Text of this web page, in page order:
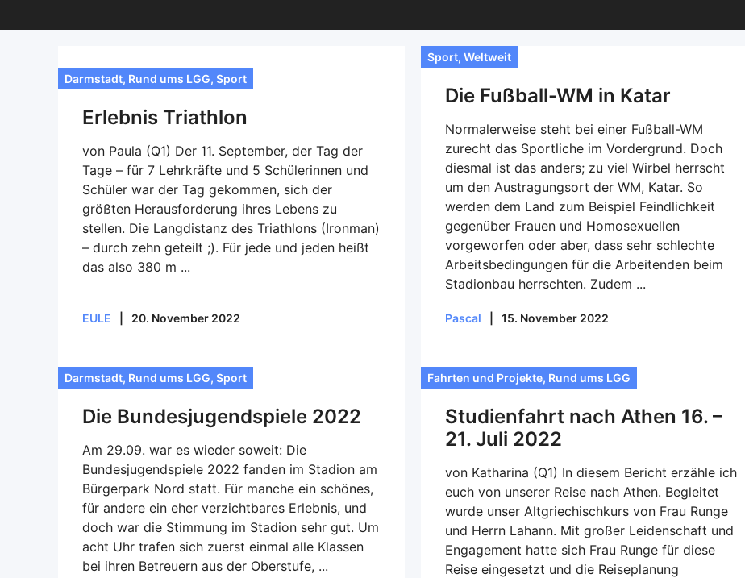
Darmstadt, Rund ums LGG, Sport
Erlebnis Triathlon
von Paula (Q1) Der 11. September, der Tag der
Tage – für 7 Lehrkräfte und 5 Schülerinnen und
Schüler war der Tag gekommen, sich der
größten Herausforderung ihres Lebens zu
stellen. Die Langdistanz des Triathlons (Ironman)
– durch zehn geteilt ;). Für jede und jeden heißt
das also 380 m ...
EULE 20. November 2022
Sport, Weltweit
Die Fußball-WM in Katar
Normalerweise steht bei einer Fußball-WM
zurecht das Sportliche im Vordergrund. Doch
diesmal ist das anders; zu viel Wirbel herrscht
um den Austragungsort der WM, Katar. So
werden dem Land zum Beispiel Feindlichkeit
gegenüber Frauen und Homosexuellen
vorgeworfen oder aber, dass sehr schlechte
Arbeitsbedingungen für die Arbeitenden beim
Stadionbau herrschten. Zudem ...
Pascal 15. November 2022
Darmstadt, Rund ums LGG, Sport
Die Bundesjugendspiele 2022
Am 29.09. war es wieder soweit: Die
Bundesjugendspiele 2022 fanden im Stadion am
Bürgerpark Nord statt. Für manche ein schönes,
für andere ein eher verzichtbares Erlebnis, und
doch war die Stimmung im Stadion sehr gut. Um
acht Uhr trafen sich zuerst einmal alle Klassen
bei ihren Betreuern aus der Oberstufe, ...
Fahrten und Projekte, Rund ums LGG
Studienfahrt nach Athen 16. –
21. Juli 2022
von Katharina (Q1) In diesem Bericht erzähle ich
euch von unserer Reise nach Athen. Begleitet
wurde unser Altgriechischkurs von Frau Runge
und Herrn Lahann. Mit großer Leidenschaft und
Engagement hatte sich Frau Runge für diese
Reise eingesetzt und die Reiseplanung